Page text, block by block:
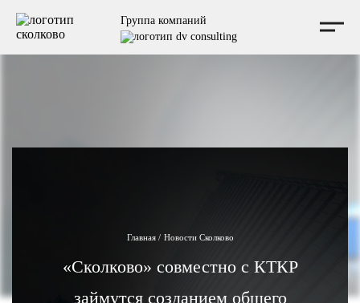
Мы независимая консалтинговая компания, не аффилированная с Фондом Сколково, и не
выступаем от его имени.
Группа компаний
Главная / Новости Сколково
«Сколково» совместно с КТКР
займутся созданием общего